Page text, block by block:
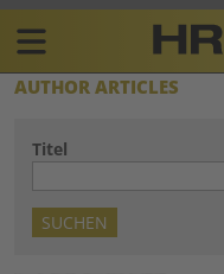
Skip
content
Plattform
für
Human
Main
DE
AUTHOR ARTICLES
Titel